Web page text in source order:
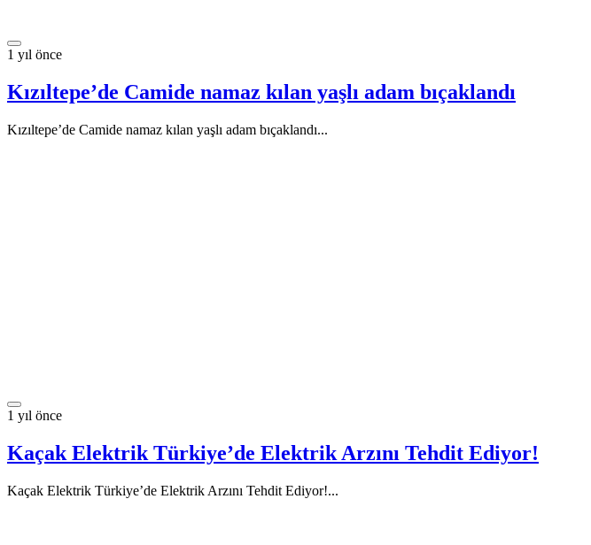
1 yıl önce
Kızıltepe’de Camide namaz kılan yaşlı adam bıçaklandı
Kızıltepe’de Camide namaz kılan yaşlı adam bıçaklandı...
1 yıl önce
Kaçak Elektrik Türkiye’de Elektrik Arzını Tehdit Ediyor!
Kaçak Elektrik Türkiye’de Elektrik Arzını Tehdit Ediyor!...